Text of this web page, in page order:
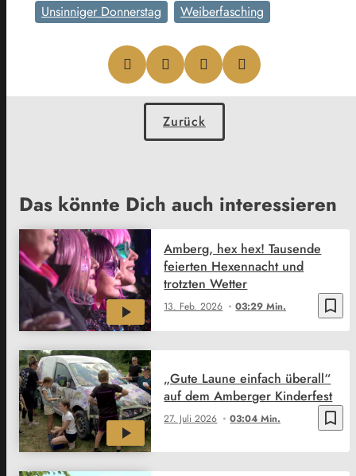
Unsinniger Donnerstag
Weiberfasching
Zurück
Das könnte Dich auch interessieren
bookmark_border
13. Feb. 2026 03:29 Min.
Amberg, hex hex! Tausende
feierten Hexennacht und
trotzten Wetter
bookmark_border
27. Juli 2026 03:04 Min.
„Gute Laune einfach überall“
auf dem Amberger Kinderfest